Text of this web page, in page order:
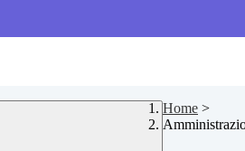
Home >